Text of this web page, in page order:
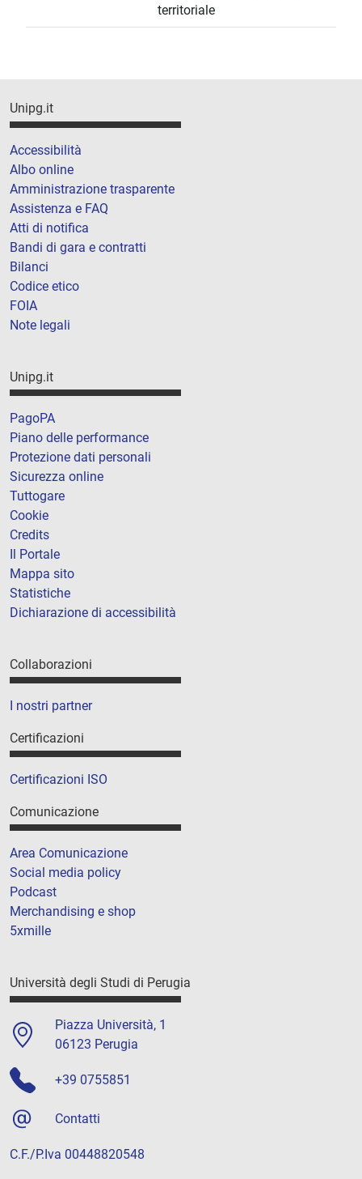
territoriale
Unipg.it
Accessibilità
Albo online
Amministrazione trasparente
Assistenza e FAQ
Atti di notifica
Bandi di gara e contratti
Bilanci
Codice etico
FOIA
Note legali
Unipg.it
PagoPA
Piano delle performance
Protezione dati personali
Sicurezza online
Tuttogare
Cookie
Credits
Il Portale
Mappa sito
Statistiche
Dichiarazione di accessibilità
Collaborazioni
I nostri partner
Certificazioni
Certificazioni ISO
Comunicazione
Area Comunicazione
Social media policy
Podcast
Merchandising e shop
5xmille
Università degli Studi di Perugia
Piazza Università, 1
06123 Perugia
+39 0755851
Contatti
C.F./P.Iva 00448820548